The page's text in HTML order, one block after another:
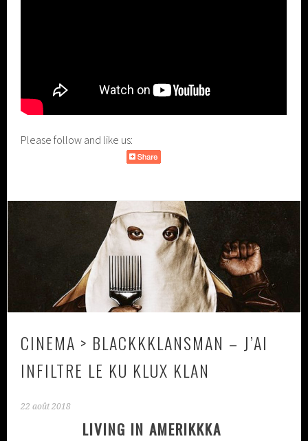
Please follow and like us:
CINEMA > BLACKKKLANSMAN – J’AI
INFILTRE LE KU KLUX KLAN
22 août 2018
LIVING IN AMERIKKKA